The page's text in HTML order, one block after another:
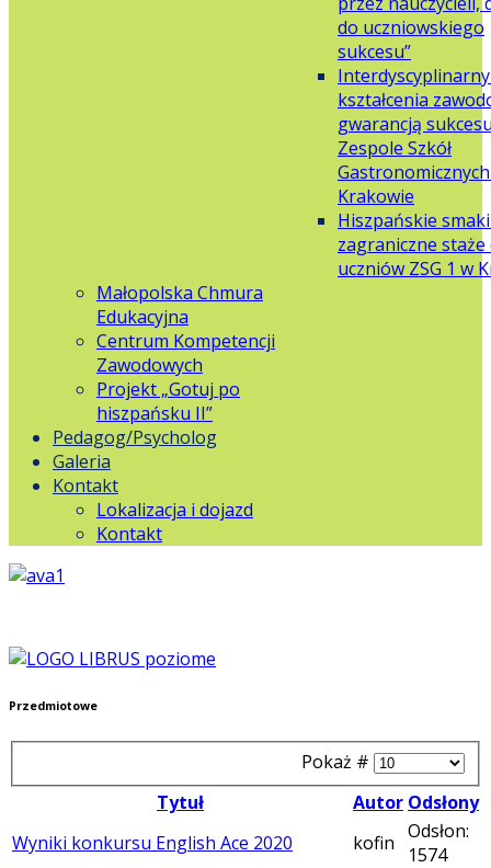
do uczniowskiego
sukcesu”
kształcenia
gwarancją
Zespole Szkół
Krakowie
Hiszpańskie
zagraniczne staże
uczniów ZSG 1 w
Małopolska Chmura
Edukacyjna
Centrum Kompetencji
Zawodowych
Projekt „Gotuj po
hiszpańsku II”
Pedagog/Psycholog
Galeria
Kontakt
Lokalizacja i dojazd
Kontakt
Przedmiotowe
Pokaż #
Tytuł
Autor Odsłony
Wyniki konkursu English Ace 2020
kofin Odsłon:
1574